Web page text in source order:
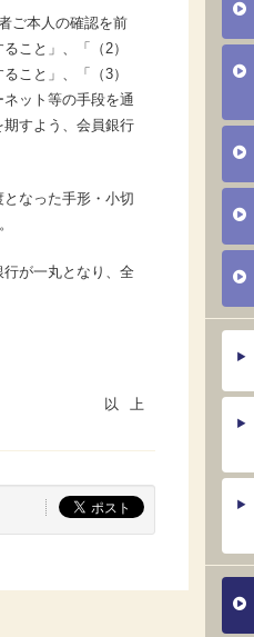
ご本人の確認を前
こと」、「（2）
こと」、「（3）
ット等の手段を通
すよう、会員銀行
なった手形・小切
が一丸となり、全